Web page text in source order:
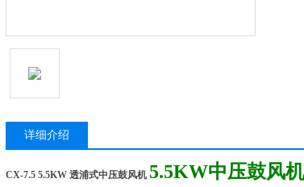
详细介绍
CX-7.5 5.5KW 透浦式中压鼓风机 5.5KW中压鼓风